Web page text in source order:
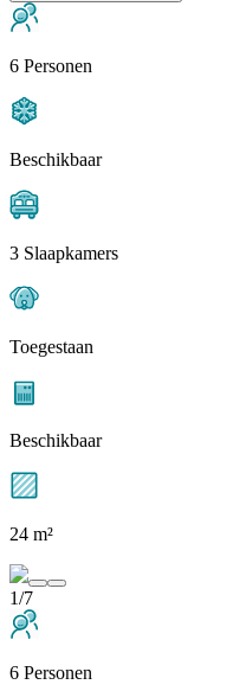
6 Personen
Beschikbaar
3 Slaapkamers
Toegestaan
Beschikbaar
24 m²
1/7
6 Personen